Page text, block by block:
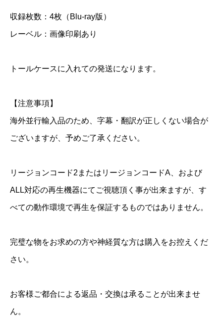
r
収録枚数：4枚（Blu-ray版）
レーベル：画像印刷あり
トールケースに入れての発送になります。
【注意事項】
海外並行輸入品のため、字幕・翻訳が正しくない場合が
ございますが、予めご了承ください。
リージョンコード2またはリージョンコードA、および
ALL対応の再生機器にてご視聴頂く事が出来ますが、す
べての動作環境で再生を保証するものではありません。
完璧な物をお求めの方や神経質な方は購入をお控えくだ
さい。
お客様ご都合による返品・交換は承ることが出来ませ
ん。